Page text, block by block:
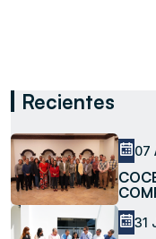
Recientes
07
DE31